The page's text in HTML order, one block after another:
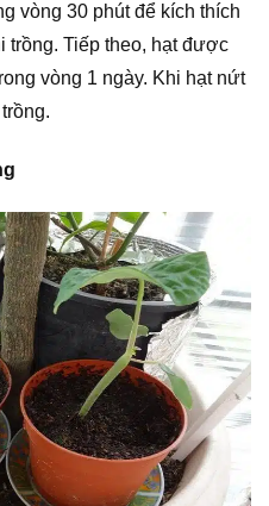
vòng 30 phút để kích thích
trồng. Tiếp theo, hạt được
vòng 1 ngày. Khi hạt nứt